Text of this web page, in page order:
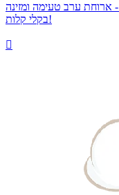
- ארוחת ערב טעימה ומזינה
בקלי קלות!
